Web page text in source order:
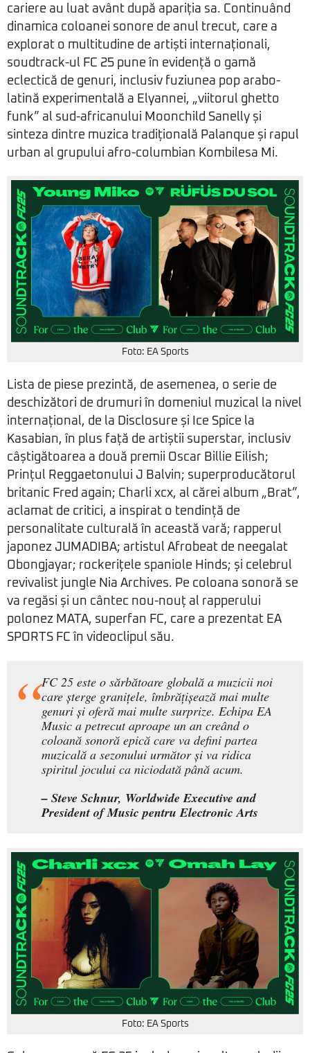
cariere au luat avânt după apariția sa. Continuând
dinamica coloanei sonore de anul trecut, care a
explorat o multitudine de artiști internaționali,
soudtrack-ul FC 25 pune în evidență o gamă
eclectică de genuri, inclusiv fuziunea pop arabo-
latină experimentală a Elyannei, „viitorul ghetto
funk” al sud-africanului Moonchild Sanelly și
sinteza dintre muzica tradițională Palanque și rapul
urban al grupului afro-columbian Kombilesa Mi.
Foto: EA Sports
Lista de piese prezintă, de asemenea, o serie de
deschizători de drumuri în domeniul muzical la nivel
internațional, de la Disclosure și Ice Spice la
Kasabian, în plus față de artiștii superstar, inclusiv
câștigătoarea a două premii Oscar Billie Eilish;
Prințul Reggaetonului J Balvin; superproducătorul
britanic Fred again; Charli xcx, al cărei album „Brat”,
aclamat de critici, a inspirat o tendință de
personalitate culturală în această vară; rapperul
japonez JUMADIBA; artistul Afrobeat de neegalat
Obongjayar; rockerițele spaniole Hinds; și celebrul
revivalist jungle Nia Archives. Pe coloana sonoră se
va regăsi și un cântec nou-nouț al rapperului
polonez MATA, superfan FC, care a prezentat EA
SPORTS FC în videoclipul său.
FC 25 este o sărbătoare globală a muzicii noi
care șterge granițele, îmbrățișează mai multe
genuri și oferă mai multe surprize. Echipa EA
Music a petrecut aproape un an creând o
coloană sonoră epică care va defini partea
muzicală a sezonului următor și va ridica
spiritul jocului ca niciodată până acum.
– Steve Schnur, Worldwide Executive and
President of Music pentru Electronic Arts
Foto: EA Sports